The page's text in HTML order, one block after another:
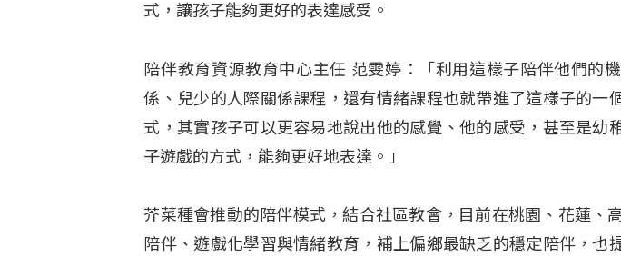
式，讓孩子能夠更好的表達感受。
陪伴教育資源教育中心主任 范雯婷：「利用這樣子陪伴他們的
係、兒少的人際關係課程，還有情緒課程也就帶進了這樣子的一
式，其實孩子可以更容易地說出他的感覺、他的感受，甚至是幼
子遊戲的方式，能夠更好地表達。」
芥菜種會推動的陪伴模式，結合社區教會，目前在桃園、花蓮、
陪伴、遊戲化學習與情緒教育，補上偏鄉最缺乏的穩定陪伴，也